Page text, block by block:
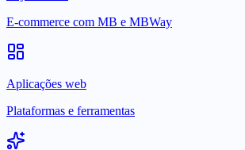
E-commerce com MB e MBWay
Aplicações web
Plataformas e ferramentas